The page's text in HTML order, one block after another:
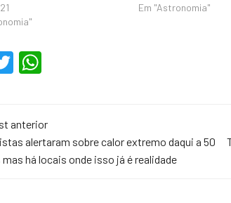
Em "Astronomia"
T
er s
A
anterior
alertaram sobre calor extremo daqui a 50
mas há locais onde isso já é realidade